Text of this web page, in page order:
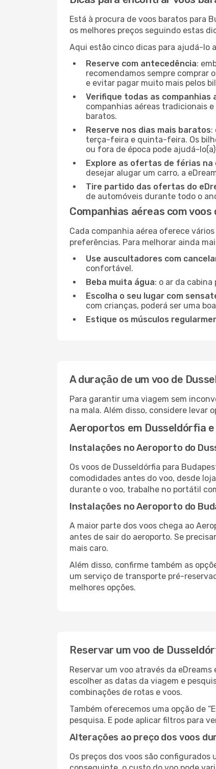
Está à procura de voos baratos para
os melhores preços seguindo estas
Aqui estão cinco dicas para ajudá-lo a
Reserve com antecedência:
recomendamos sempre comprar
e evitar pagar muito mais pelos
Verifique todas as companhias
companhias aéreas tradicionais
baratos.
Reserve nos dias mais baratos:
terça-feira e quinta-feira. Os
ou fora de época pode ajudá-
Explore as ofertas de férias na
desejar alugar um carro, a
Tire partido das ofertas do
de automóveis durante todo o
Companhias aéreas com
Cada companhia aérea oferece
preferências. Para melhorar ainda
Use auscultadores com
confortável.
Beba muita água: o ar da
Escolha o seu lugar com
com crianças, poderá ser uma
Estique os músculos
A duração de um voo de
Para garantir uma viagem sem
na mala. Além disso, considere levar
Aeroportos em Dusseldórfia
Instalações no Aeroporto do
Os voos de Dusseldórfia para
comodidades antes do voo, desde
durante o voo, trabalhe no portátil
Instalações no Aeroporto do
A maior parte dos voos chega ao
antes de sair do aeroporto. Se
mais caro.
Além disso, confirme também as
um serviço de transporte pré-
melhores opções.
Reservar um voo de
Reservar um voo através da
escolher as datas da viagem e
combinações de rotas e voos.
Também oferecemos uma opção de
pesquisa. E pode aplicar filtros para
Alterações ao preço dos voos
Os preços dos voos são